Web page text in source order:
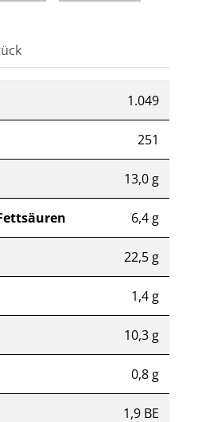
1.049
251
13,0 g
6,4 g
22,5 g
1,4 g
10,3 g
0,8 g
1,9 BE